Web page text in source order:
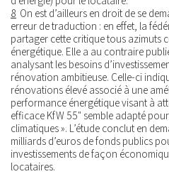
8 On est d’ailleurs en droit de se
erreur de traduction : en effet, la
partager cette critique tous azimuts
énergétique. Elle a au contraire
analysant les besoins
rénovation ambitieuse. Celle-ci
rénovations élevé associé à une
performance énergétique visant à
efficace KfW 55" semble adapté
climatiques ». L’étude conclut en
milliards d’euros de fonds publics
investissements de façon
locataires.